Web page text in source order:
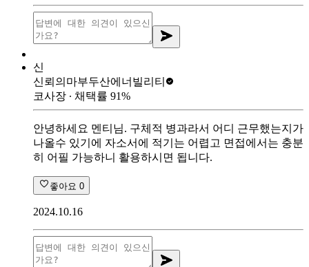
신
신뢰의마부두산에너빌리티
코사장 ∙ 채택률 91%
안녕하세요 멘티님. 구체적 병과라서 어디 근무했는지가
나올수 있기에 자소서에 적기는 어렵고 면접에서는 충분
히 어필 가능하니 활용하시면 됩니다.
좋아요 0
2024.10.16